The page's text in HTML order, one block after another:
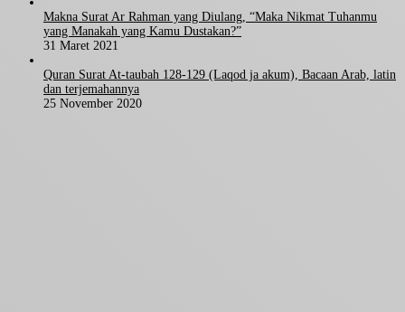
Makna Surat Ar Rahman yang Diulang, “Maka Nikmat Tuhanmu
yang Manakah yang Kamu Dustakan?”
31 Maret 2021
Quran Surat At-taubah 128-129 (Laqod ja akum), Bacaan Arab, latin
dan terjemahannya
25 November 2020